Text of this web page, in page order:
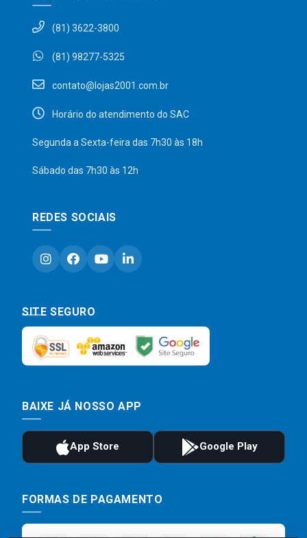
(81) 3622-3800
(81) 98277-5325
contato@lojas2001.com.br
Horário do atendimento do SAC
Segunda a Sexta-feira das 7h30 às 18h
Sábado das 7h30 às 12h
REDES SOCIAIS
SITE SEGURO
BAIXE JÁ NOSSO APP
FORMAS DE PAGAMENTO